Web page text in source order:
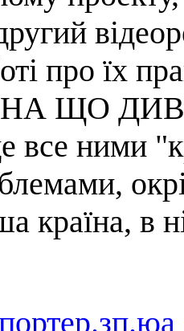
про їх
НА ЩО
все ними
країна, в